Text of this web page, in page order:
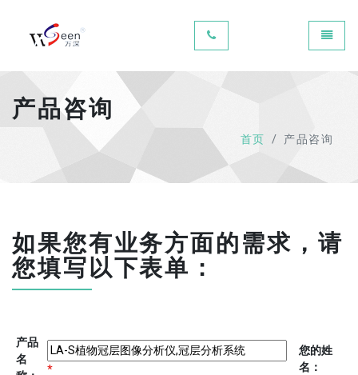
Universal - go to homepage
产品咨询
首页 产品咨询
如果您有业务方面的需求，请
您填写以下表单：
产品
名
*
您的姓
名：